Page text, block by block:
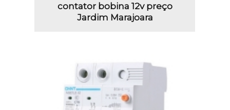
contator bobina 12v preço
Jardim Marajoara